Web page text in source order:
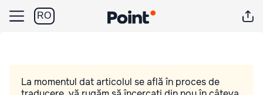
RO
La momentul dat articolul se află în proces de